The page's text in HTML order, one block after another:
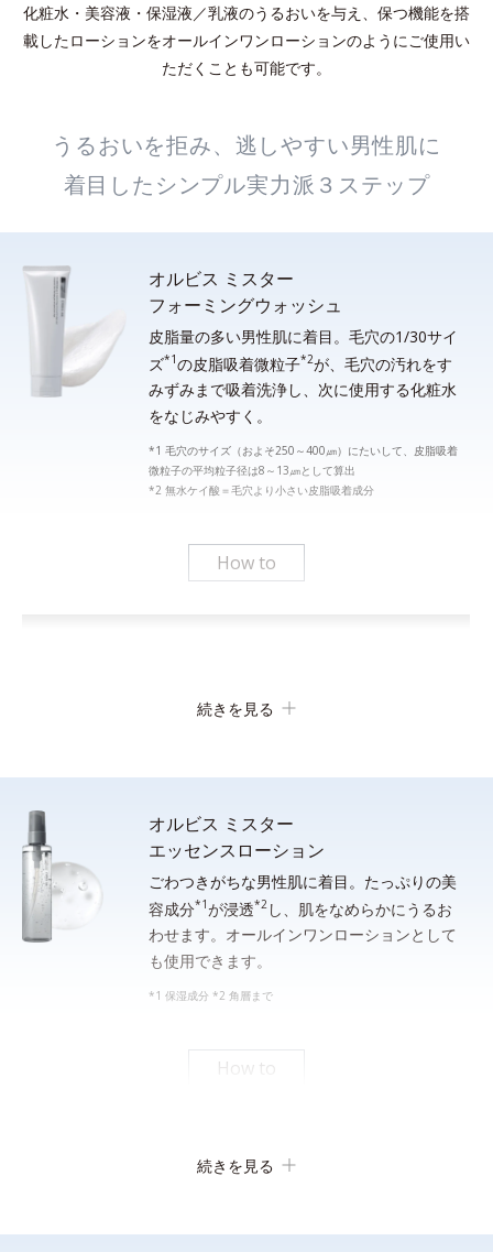
化粧水・美容液・保湿液／乳液のうるおいを与え、保つ機能を搭
載したローションをオールインワンローションのようにご使用い
ただくことも可能です。
うるおいを拒み、逃しやすい男性肌に
着目したシンプル実力派３ステップ
オルビス ミスター
フォーミングウォッシュ
皮脂量の多い男性肌に着目。毛穴の1/30サイ
ズ*1の皮脂吸着微粒子*2が、毛穴の汚れをす
みずみまで吸着洗浄し、次に使用する化粧水
をなじみやすく。
*1 毛穴のサイズ（およそ250～400㎛）にたいして、皮脂吸着
微粒子の平均粒子径は8～13㎛として算出
*2 無水ケイ酸＝毛穴より小さい皮脂吸着成分
How to
顔全体をぬらします。手のひらに適量（約２cm）をとり、水ま
たはぬるま湯でよく泡立ててから洗顔し、その後しっかり洗い流
*シェービングフォームとしてご使用になる場合は、洗面器等の器に適量をとり、水または
続きを見る
オルビス ミスター
エッセンスローション
ごわつきがちな男性肌に着目。たっぷりの美
容成分*1が浸透*2 し、肌をなめらかにうるお
わせます。オールインワンローションとして
も使用できます。
*1 保湿成分 *2 角層まで
How to
続きを見る